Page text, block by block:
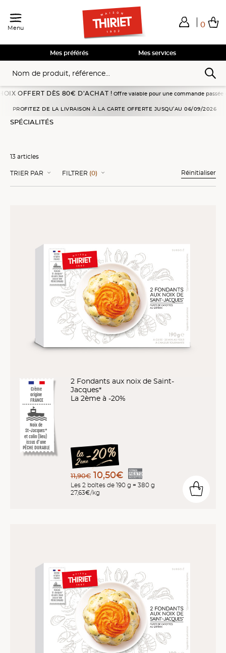
Menu 0
Total de mes achats
Voir mon panier
Voir mon panier
Voir mon panier
Voir mon panier
Mes services
Mes préférés
DÈS 80€ D’ACHAT !Offre valable pour une commande passée en
PROFITEZ DE LA LIVRAISON À LA CARTE OFFERTE JUSQU’AU 06/09/2026
SPÉCIALITÉS
13 articles
TRIER PAR FILTRER (0) Réinitialiser
Crème
origine
FRANCE
Noix de
St-Jacques*
et colin (lieu)
issus d’une
PÊCHE DURABLE
2 Fondants aux noix de Saint-
Jacques*
La 2ème à -20%
11,90€ 10,50€
Les 2 boîtes de 190 g = 380 g
27,63€/kg